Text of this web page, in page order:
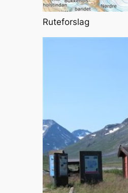
Ruteforslag